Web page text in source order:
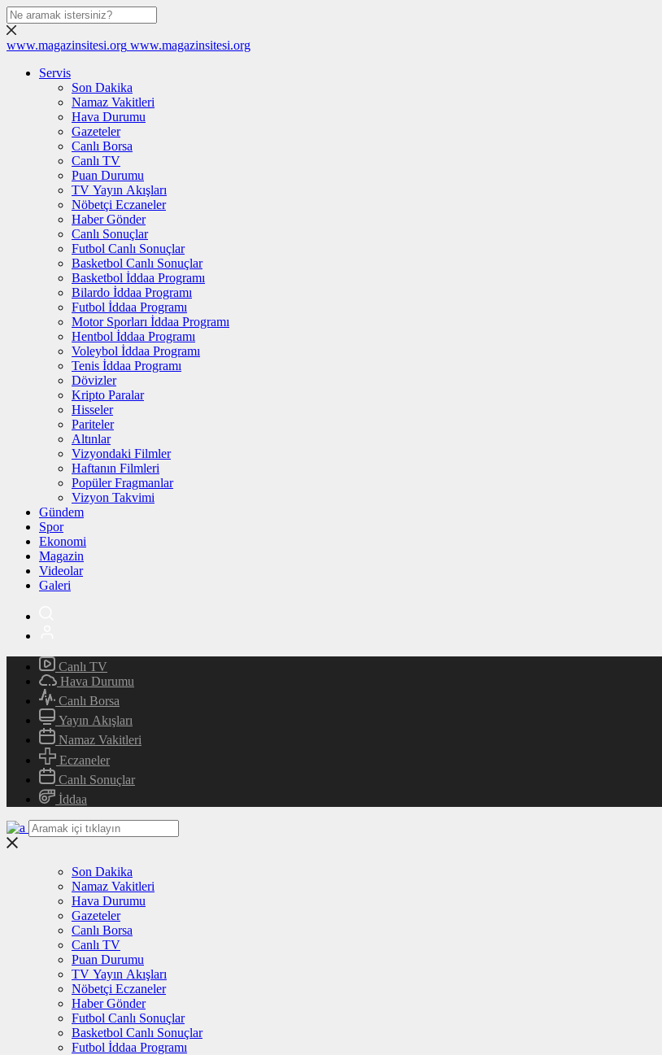
www.magazinsitesi.org www.magazinsitesi.org
Servis
Son Dakika
Namaz Vakitleri
Hava Durumu
Gazeteler
Canlı Borsa
Canlı TV
Puan Durumu
TV Yayın Akışları
Nöbetçi Eczaneler
Haber Gönder
Canlı Sonuçlar
Futbol Canlı Sonuçlar
Basketbol Canlı Sonuçlar
Basketbol İddaa Programı
Bilardo İddaa Programı
Futbol İddaa Programı
Motor Sporları İddaa Programı
Hentbol İddaa Programı
Voleybol İddaa Programı
Tenis İddaa Programı
Dövizler
Kripto Paralar
Hisseler
Pariteler
Altınlar
Vizyondaki Filmler
Haftanın Filmleri
Popüler Fragmanlar
Vizyon Takvimi
Gündem
Spor
Ekonomi
Magazin
Videolar
Galeri
Canlı TV
Hava Durumu
Canlı Borsa
Yayın Akışları
Namaz Vakitleri
Eczaneler
Canlı Sonuçlar
İddaa
Son Dakika
Namaz Vakitleri
Hava Durumu
Gazeteler
Canlı Borsa
Canlı TV
Puan Durumu
TV Yayın Akışları
Nöbetçi Eczaneler
Haber Gönder
Futbol Canlı Sonuçlar
Basketbol Canlı Sonuçlar
Futbol İddaa Programı